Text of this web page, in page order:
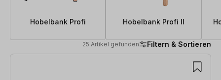
Hobelbank Profi Hobelbank Profi II
25 Artikel gefunden Filtern & Sortieren
25 Artikel gefunden